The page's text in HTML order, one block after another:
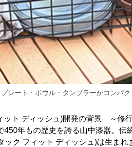
プレート・ボウル・タンブラーがコンパ
ット ディッシュ)開発の背景 ～修
450年もの歴史を誇る山中漆器。伝
ック フィット ディッシュ)は生ま